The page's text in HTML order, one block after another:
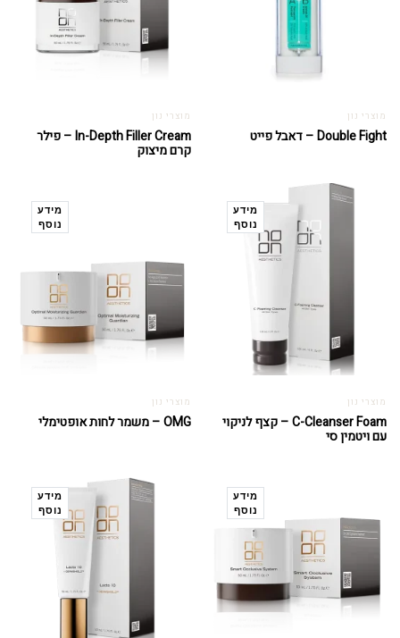
מוצרי נון
Double Fight – דאבל פייט
מוצרי נון
In-Depth Filler Cream – פילר
קרם מיצוק
מידע
נוסף
מוצרי נון
C-Cleanser Foam – קצף לניקוי
עם ויטמין סי
מידע
נוסף
מוצרי נון
OMG – משמר לחות אופטימלי
מידע
נוסף
מידע
נוסף